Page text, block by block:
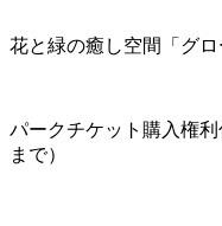
花と緑の癒し空間「グロ
パークチケット購入権
まで）